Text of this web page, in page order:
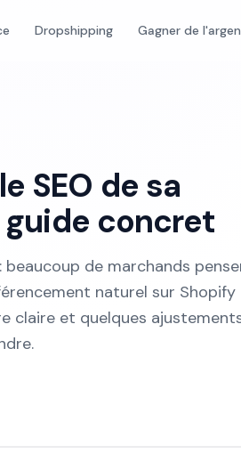
Dropshipping Gagner de
SEO de sa
concret
de marchands
naturel sur Shopify
claire et quelques